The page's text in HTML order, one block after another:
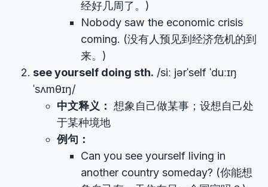
经好几周了。)
Nobody saw the economic crisis
coming. (没有人预见到经济危机的到
来。)
see yourself doing sth. /siː jərˈself ˈduːɪŋ
ˈsʌmθɪŋ/
中文释义： 想象自己做某事；设想自己处
于某种境地
例句：
Can you see yourself living in
another country someday? (你能想